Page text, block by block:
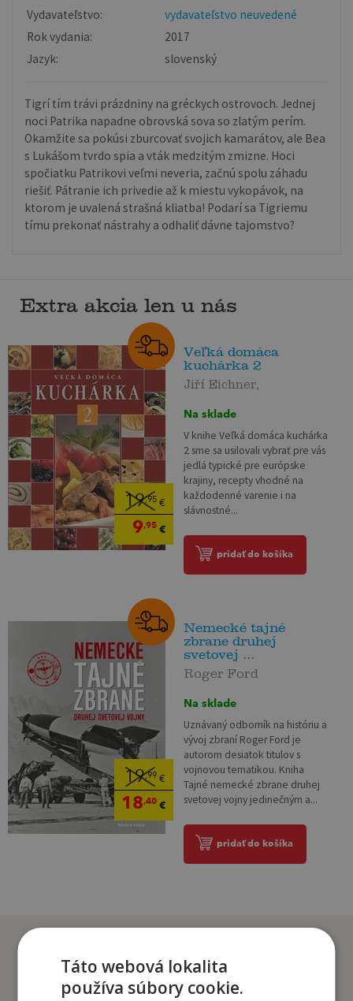
Vydavateľstvo:
vydavateľstvo neuvedené
Rok vydania:
2017
Jazyk:
slovenský
Tigrí tím trávi prázdniny na gréckych ostrovoch. Jednej
noci Patrika napadne obrovská sova so zlatým perím.
Okamžite sa pokúsi zburcovať svojich kamarátov, ale Bea
s Lukášom tvrdo spia a vták medzitým zmizne. Hoci
spočiatku Patrikovi veľmi neveria, začnú spolu záhadu
riešiť. Pátranie ich privedie až k miestu vykopávok, na
ktorom je uvalená strašná kliatba! Podarí sa Tigriemu
tímu prekonať nástrahy a odhaliť dávne tajomstvo?
Extra akcia len u nás
19,95€
9,95€
Veľká domáca
kuchárka 2
Jiří Eichner,
Na sklade
V knihe Veľká domáca kuchárka
2 sme sa usilovali vybrať pre vás
jedlá typické pre európske
krajiny, recepty vhodné na
každodenné varenie i na
slávnostné...
pridať do košíka
19,99 €
18,40€
Nemecké tajné
zbrane druhej
svetovej ...
Roger Ford
Na sklade
Uznávaný odborník na históriu a
vývoj zbraní Roger Ford je
autorom desiatok titulov s
vojnovou tematikou. Kniha
Tajné nemecké zbrane druhej
svetovej vojny jedinečným a...
pridať do košíka
Zákazníci, ktorí si kúpili
tento titul si tiež kúpili
Táto webová lokalita
používa súbory cookie.